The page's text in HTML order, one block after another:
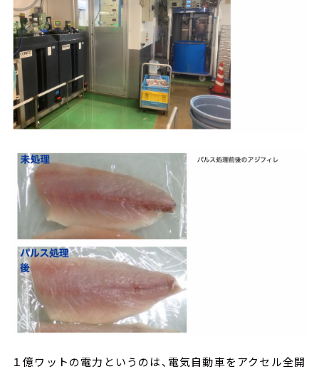
１億ワットの電力というのは、電気自動車をアクセル全開